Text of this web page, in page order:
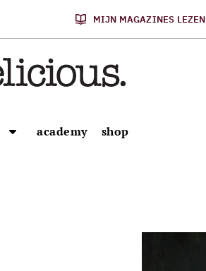
MIJN MAGAZINES LEZEN
academy shop